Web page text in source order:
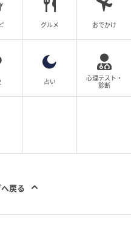
見える白パンツ」
グルメ おでかけ
占い
心理テスト・
診断
戻る